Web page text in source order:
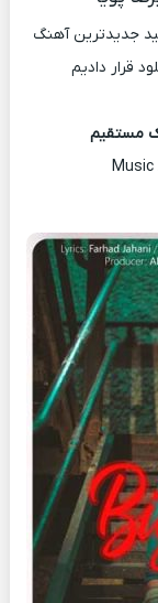
جدیدترین آهنگ
قرار دادیم
مستقیم
Music